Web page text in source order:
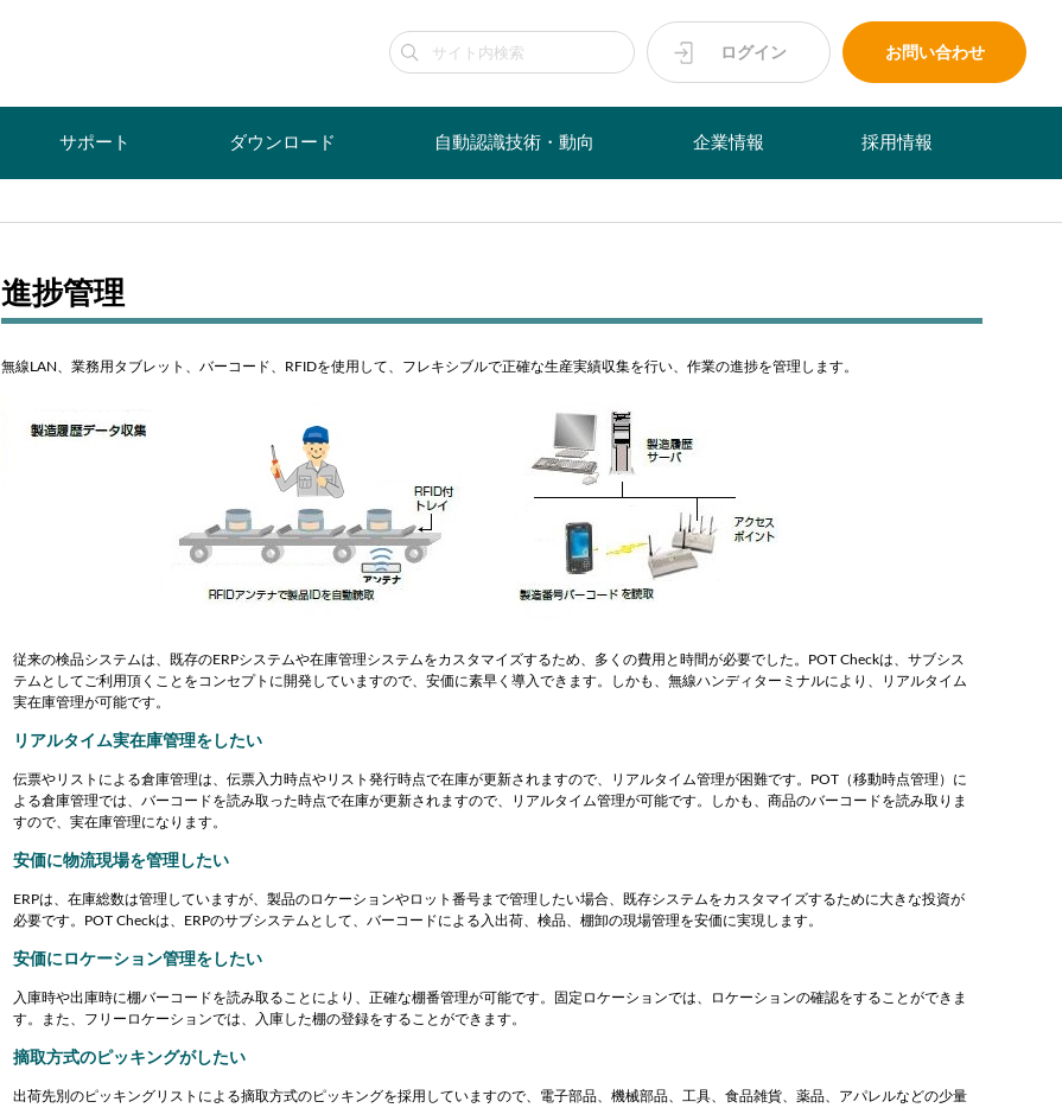
ログイン お問い合わせ
サポート ダウンロード 自動認識技術・動向 企業情報 採用情報
進捗管理
無線LAN、業務用タブレット、バーコード、RFIDを使用して、フレキシブルで正確な生産実績収集を行い、作業の進捗を管理します。
従来の検品システムは、既存のERPシステムや在庫管理システムをカスタマイズするため、多くの費用と時間が必要でした。POT Checkは、サブシス
テムとしてご利用頂くことをコンセプトに開発していますので、安価に素早く導入できます。しかも、無線ハンディターミナルにより、リアルタイム
実在庫管理が可能です。
リアルタイム実在庫管理をしたい
伝票やリストによる倉庫管理は、伝票入力時点やリスト発行時点で在庫が更新されますので、リアルタイム管理が困難です。POT（移動時点管理）に
よる倉庫管理では、バーコードを読み取った時点で在庫が更新されますので、リアルタイム管理が可能です。しかも、商品のバーコードを読み取りま
すので、実在庫管理になります。
安価に物流現場を管理したい
ERPは、在庫総数は管理していますが、製品のロケーションやロット番号まで管理したい場合、既存システムをカスタマイズするために大きな投資が
必要です。POT Checkは、ERPのサブシステムとして、バーコードによる入出荷、検品、棚卸の現場管理を安価に実現します。
安価にロケーション管理をしたい
入庫時や出庫時に棚バーコードを読み取ることにより、正確な棚番管理が可能です。固定ロケーションでは、ロケーションの確認をすることができま
す。また、フリーロケーションでは、入庫した棚の登録をすることができます。
摘取方式のピッキングがしたい
出荷先別のピッキングリストによる摘取方式のピッキングを採用していますので、電子部品、機械部品、工具、食品雑貨、薬品、アパレルなどの少量